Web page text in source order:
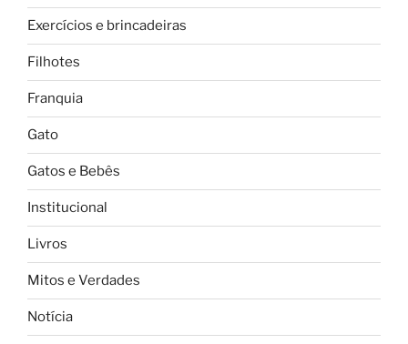
Exercícios e brincadeiras
Filhotes
Franquia
Gato
Gatos e Bebês
Institucional
Livros
Mitos e Verdades
Notícia